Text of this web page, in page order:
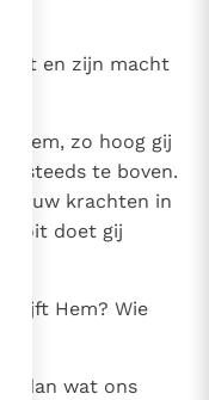
en zijn macht
Hem, zo hoog gij
steeds te boven.
al uw krachten in
doet gij
Hem? Wie
dan wat ons